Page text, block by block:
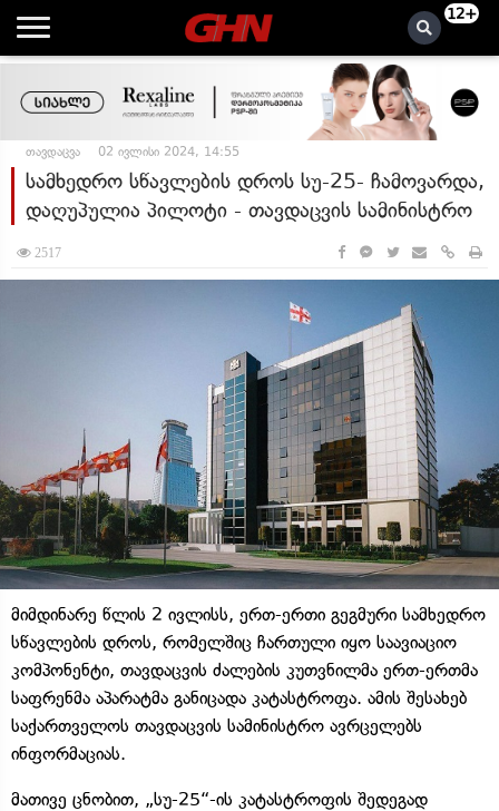
12+
თავდაცვა 02 ივლისი 2024, 14:55
სამხედრო სწავლების დროს სუ-25- ჩამოვარდა,
დაღუპულია პილოტი - თავდაცვის სამინისტრო
2517
მიმდინარე წლის 2 ივლისს, ერთ-ერთი გეგმური სამხედრო
სწავლების დროს, რომელშიც ჩართული იყო საავიაციო
კომპონენტი, თავდაცვის ძალების კუთვნილმა ერთ-ერთმა
საფრენმა აპარატმა განიცადა კატასტროფა. ამის შესახებ
საქართველოს თავდაცვის სამინისტრო ავრცელებს
ინფორმაციას.
მათივე ცნობით, „სუ-25“-ის კატასტროფის შედეგად